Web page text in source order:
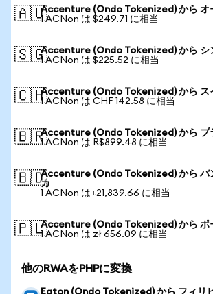
🇦🇺Accenture (Ondo Tokenized) から オ
1 ACNon は $249.71 に相当
🇸🇬Accenture (Ondo Tokenized) から シ
1 ACNon は $225.52 に相当
🇨🇭Accenture (Ondo Tokenized) から ス
1 ACNon は CHF 142.58 に相当
🇧🇷Accenture (Ondo Tokenized) から ブ
1 ACNon は R$899.48 に相当
🇧🇩Accenture (Ondo Tokenized) から バ
カ
1 ACNon は ৳21,839.66 に相当
🇵🇱Accenture (Ondo Tokenized) から ポ
1 ACNon は zł 656.09 に相当
他のRWAをPHPに変換
Eaton (Ondo Tokenized) から フィリ